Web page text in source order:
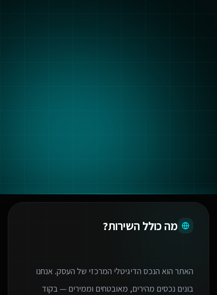
מה כולל השירות?
האתר הוא הנכס הדיגיטלי המרכזי של העסק. אנחנו
בונים נכסים מהירים, מאובטחים וממירים — בקוד